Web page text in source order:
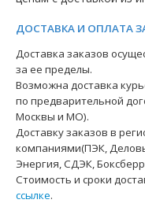
ДОСТАВКА И ОПЛАТА
Доставка заказов
за ее пределы.
Возможна доставка
по предварительной
Москвы и МО).
Доставку заказов в
компаниями(ПЭК,
Энергия, СДЭК,
Стоимость и сроки
ссылке.